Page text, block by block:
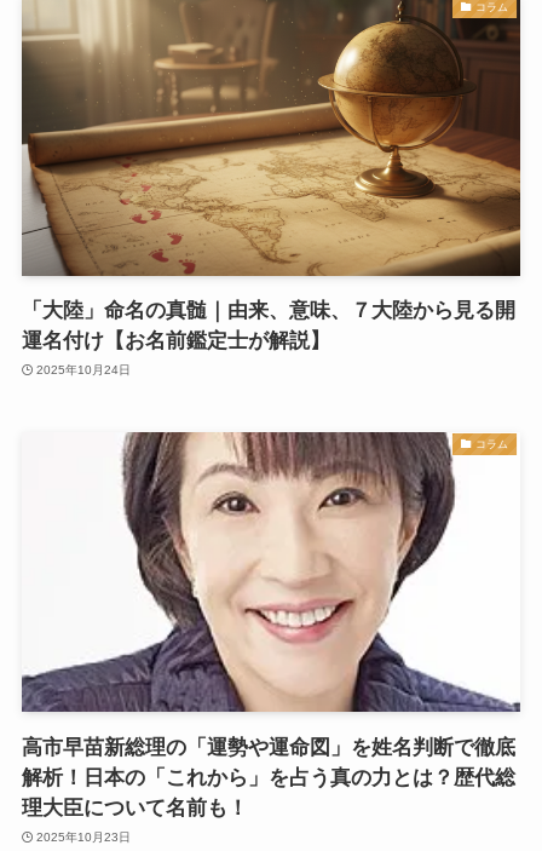
コラム
「大陸」命名の真髄｜由来、意味、７大陸から見る開
運名付け【お名前鑑定士が解説】
2025年10月24日
コラム
高市早苗新総理の「運勢や運命図」を姓名判断で徹底
解析！日本の「これから」を占う真の力とは？歴代総
理大臣について名前も！
2025年10月23日